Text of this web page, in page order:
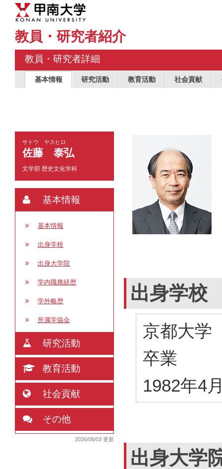
教員・研究者紹介
教員・研究者詳細
基本情報 研究活動 教育活動 社会貢献
サトウ ヤスヒロ
佐藤 泰弘
文学部 歴史文化学科
基本情報
基本情報
出身学校
出身大学院
学内職務経歴
学外略歴
所属学協会
研究活動
教育活動
社会貢献
その他
2026/06/03 更新
出身学校
京都大
卒業
1982年4
出身大学